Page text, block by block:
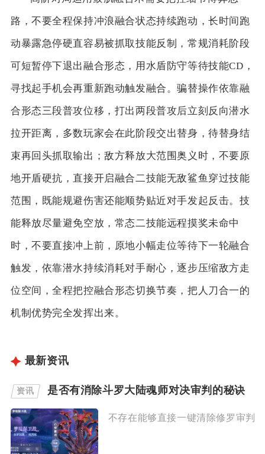
路，不要全程保持冲浪融合状态持续跑动，长时间跑
动暴露急停硬直容易被抓取技能反制，常规消耗阶段
可短暂停下退出融合形态，用水盾防守等待技能CD，
寻找起手机会再重新跑动触发融合。骗替操作依靠融
合形态三段普攻位移，打出两段普攻后立刻反向潜水
拉开距离，多数玩家会在此阶段交出替身，待替身结
束再回头抓取输出；敌方释放大范围奥义时，不要原
地开盾硬抗，直接开启融合二技能无敌鲨鱼穿过技能
范围，既能规避伤害还能顺势贴近对手发起反击。技
能释放尽量避免空放，常态二技能远程摸奖未命中
时，不要直接冲上前，原地小幅走位等待下一轮融合
触发，依靠潜水持续消耗对手耐心，逐步压缩敌方走
位空间，全程把控融合形态切换节奏，把人刀合一的
机制优势完全发挥出来。
最新资讯
资讯 是否有消除斗罗大陆魂师对决审判的秘诀
不存在能够直接一键清除修罗审判